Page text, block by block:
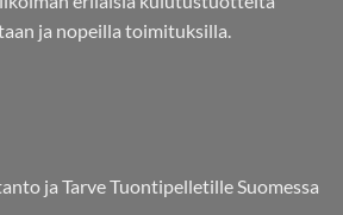
ja nopeilla toimituksilla.
ja Tarve Tuontipelletille Suomessa